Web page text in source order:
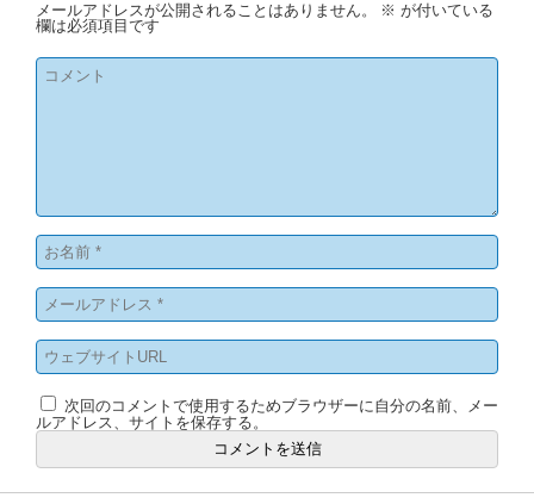
メールアドレスが公開されることはありません。 ※ が付いている
欄は必須項目です
次回のコメントで使用するためブラウザーに自分の名前、メー
ルアドレス、サイトを保存する。